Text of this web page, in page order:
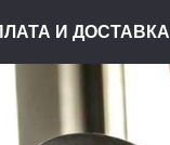
И ДОСТАВКА